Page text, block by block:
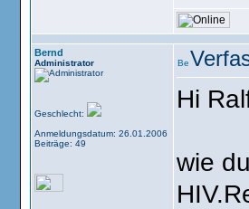
Bernd
Administrator
Geschlecht:
Anmeldungsdatum: 26.01.2006
Beiträge: 49
Hi
wie